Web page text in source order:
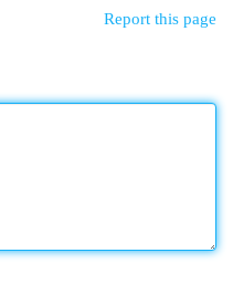
Report this page